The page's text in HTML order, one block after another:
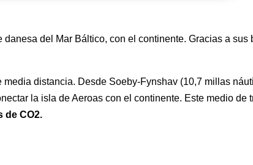
del Mar Báltico, con el continente. Gracias a sus
distancia. Desde Soeby-Fynshav (10,7 millas
la isla de Aeroas con el continente. Este medio de
de CO2.